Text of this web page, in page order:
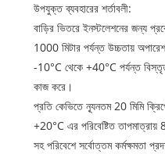
উপযুক্ত ব্যবহারের শর্তাবলী:
বাড়ির ভিতরে ইনস্টলেশনের জন্য
1000 মিটার পর্যন্ত উচ্চতায়
-10°C থেকে +40°C পর্যন্ত বিস্তৃত
কাজ করে।
প্রতি কেভিতে ন্যূনতম 20 মিমি
+20°C এর পরিবেষ্টিত
সহ পরিবেশে সর্বোত্তম কর্মক্ষমতা